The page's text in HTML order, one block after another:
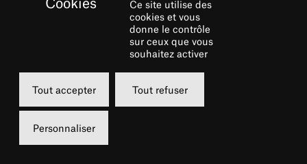
Après une fermeture de deux ans et demi pour
Ce site utilise des
cookies et vous
donne le contrôle
sur ceux que vous
souhaitez activer
Tout accepter Tout refuser
Personnaliser